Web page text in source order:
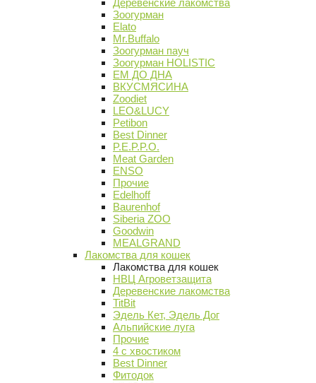
Деревенские лакомства
Зоогурман
Elato
Mr.Buffalo
Зоогурман пауч
Зоогурман HOLISTIC
ЕМ ДО ДНА
ВКУСМЯСИНА
Zoodiet
LEO&LUCY
Petibon
Best Dinner
P.E.P.P.O.
Meat Garden
ENSO
Прочие
Edelhoff
Baurenhof
Siberia ZOO
Goodwin
MEALGRAND
Лакомства для кошек
Лакомства для кошек
НВЦ Агроветзащита
Деревенские лакомства
TitBit
Эдель Кет, Эдель Дог
Альпийские луга
Прочие
4 с хвостиком
Best Dinner
Фитодок